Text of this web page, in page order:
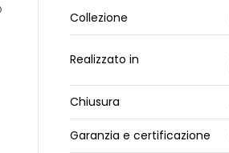
Collezione
Realizzato in
Chiusura
Garanzia e certificazione